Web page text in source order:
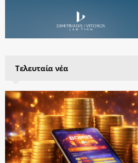
Τελευταία νέα